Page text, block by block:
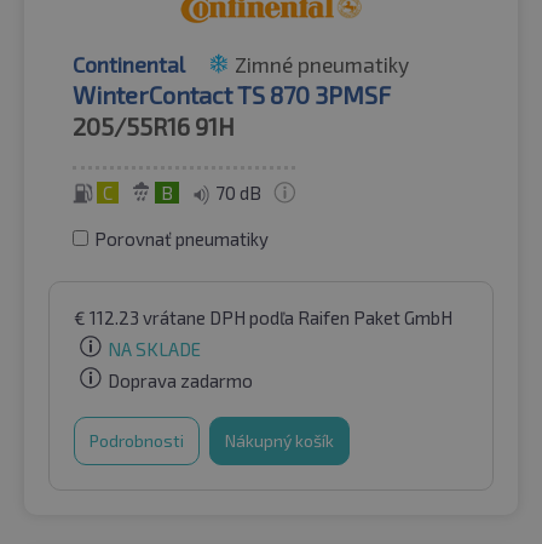
Continental Zimné pneumatiky
WinterContact TS 870 3PMSF
205/55R16 91H
C B 70 dB
Porovnať pneumatiky
€ 112.23 vrátane DPH podľa Raifen Paket GmbH
NA SKLADE
Doprava zadarmo
Podrobnosti Nákupný košík